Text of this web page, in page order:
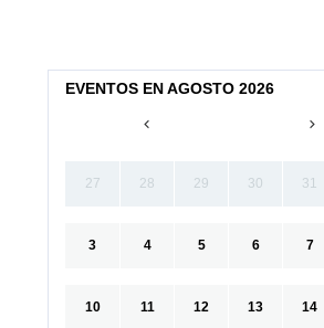
EVENTOS EN AGOSTO 2026
27 28 29 30 31
3 4 5 6 7
10 11 12 13 14